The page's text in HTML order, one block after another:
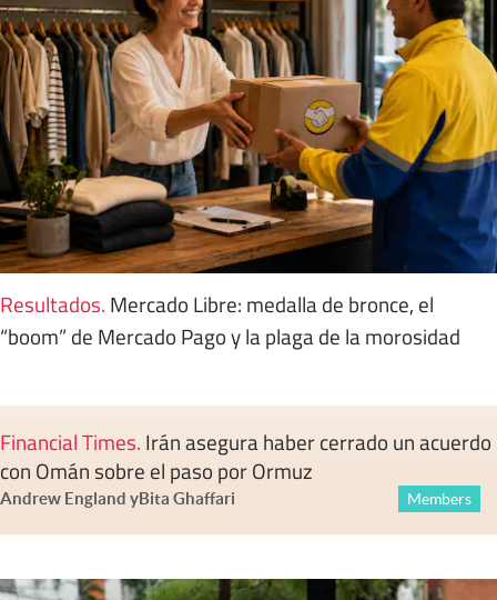
Resultados. Mercado Libre: medalla de bronce, el
“boom” de Mercado Pago y la plaga de la morosidad
Financial Times. Irán asegura haber cerrado un acuerdo
con Omán sobre el paso por Ormuz
Andrew England yBita Ghaffari Members